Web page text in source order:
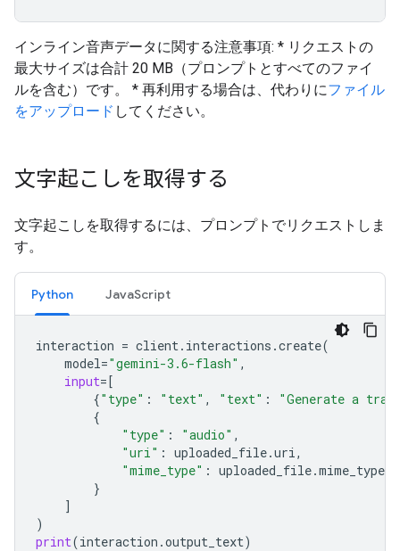
インライン音声データに関する注意事項: * リクエストの
最大サイズは合計 20 MB（プロンプトとすべてのファイ
ルを含む）です。 * 再利用する場合は、代わりにファイル
をアップロード してください。
文字起こしを取得する
文字起こしを取得するには、プロンプトでリクエストしま
す。
Python JavaScript
interaction = client . interactions .create(
model="gemini-3.6-flash" ,
input=[
{"type" : "text" , "text" :
"Generate a
{
"type" : "audio" ,
"uri" : uploaded_file.uri ,
"mime_type" : uploaded_file.mime_type
}
]
)
print(interaction .output_text)